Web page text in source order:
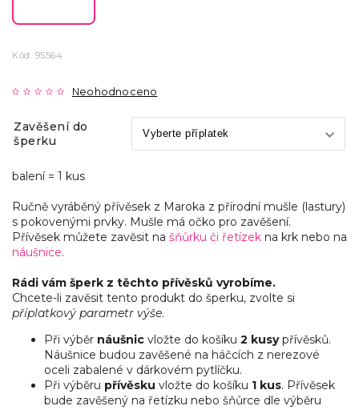
Kód: 95564
Neohodnoceno
Zavěšení do
šperku
balení = 1 kus
Ručně vyráběný přívěsek z Maroka z přírodní mušle (lastury)
s pokovenými prvky. Mušle má očko pro zavěšení.
Přívěsek můžete zavěsit na šňůrku či řetízek na krk nebo na
náušnice.
Rádi vám šperk z těchto přívěsků vyrobíme.
Chcete-li zavěsit tento produkt do šperku, zvolte si
příplatkový parametr výše.
Při výběr náušnic vložte do košíku 2 kusypřívěsků.
Náušnice budou zavěšené na háčcích z nerezové
oceli zabalené v dárkovém pytlíčku.
Při výběru přívěsku vložte do košíku 1 kus. Přívěsek
bude zavěšený na řetízku nebo šňůrce dle výběru